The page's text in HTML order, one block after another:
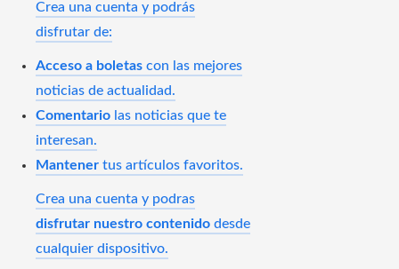
Crea una cuenta y podrás
disfrutar de:
Acceso a boletas con las mejores
noticias de actualidad.
Comentario las noticias que te
interesan.
Mantener tus artículos favoritos.
Crea una cuenta y podras
disfrutar nuestro contenido desde
cualquier dispositivo.